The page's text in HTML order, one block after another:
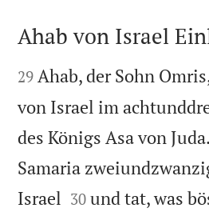

Ahab von Israel

29 Ahab, der Sohn
von Israel im
des Königs Asa von
Samaria
Israel 

30 und tat, was